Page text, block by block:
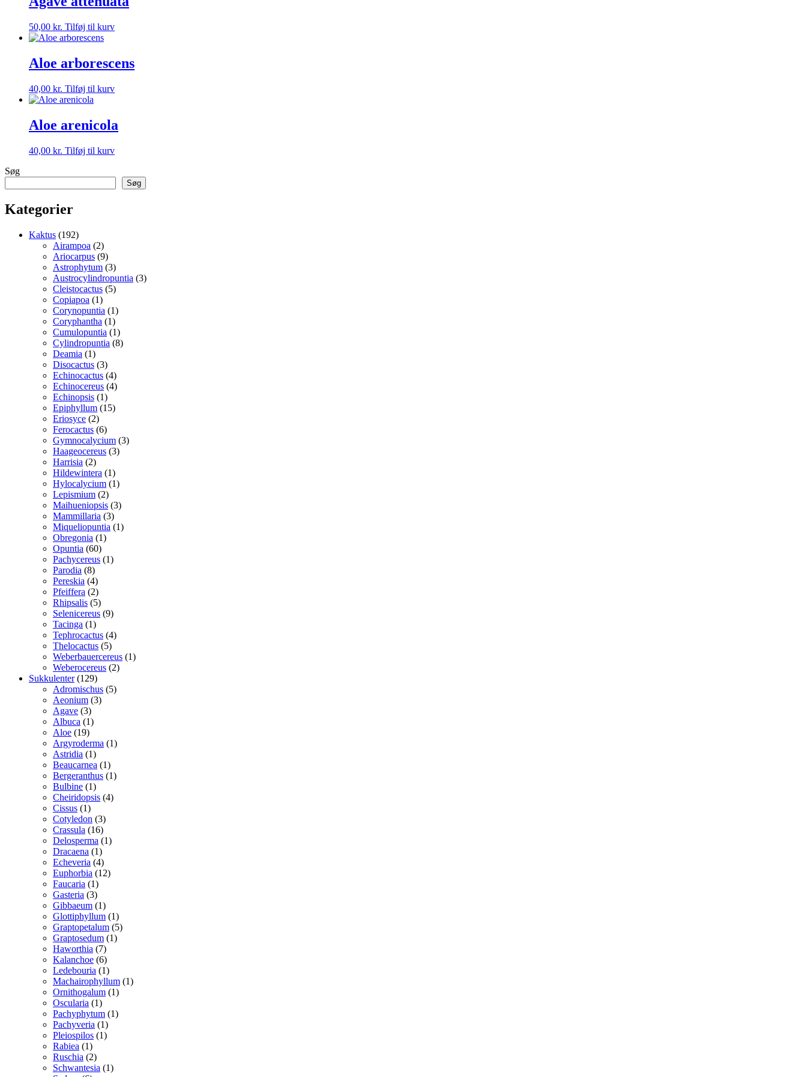
50,00 kr. Tilføj til kurv
Aloe arborescens
40,00 kr. Tilføj til kurv
Aloe arenicola
40,00 kr. Tilføj til kurv
Søg
Søg
Kategorier
Kaktus 192192
varer
Airampoa 22
varer
Ariocarpus 99
varer
Astrophytum 33
varer
Austrocylindropuntia 33
Cleistocactus 55
Copiapoa 11
vare
Corynopuntia 11
vare
Coryphantha 11
vare
Cumulopuntia 11
vare
Cylindropuntia 88
Deamia 11
vare
Disocactus 33
varer
Echinocactus 44
varer
Echinocereus 44
Echinopsis 11
vare
Epiphyllum 1515
Eriosyce 22
varer
Ferocactus 66
varer
Gymnocalycium 33
Haageocereus 33
Harrisia 22
varer
Hildewintera 11
vare
Hylocalycium 11
Lepismium 22
varer
Maihueniopsis 33
Mammillaria 33
varer
Miqueliopuntia 11
Obregonia 11
Opuntia 6060
varer
Pachycereus 11
Parodia 88
varer
Pereskia 44
varer
Pfeiffera 22
varer
Rhipsalis 55
varer
Selenicereus 99
Tacinga 11
vare
Tephrocactus 44
Thelocactus 55
varer
Weberbauercereus 11
Weberocereus 22
Sukkulenter 129129
varer
Adromischus 55
Aeonium 33
Agave 33
varer
Albuca 11
Aloe 1919
varer
Argyroderma 11
Astridia 11
vare
Beaucarnea 11
vare
Bergeranthus 11
Bulbine 11
vare
Cheiridopsis 44
Cissus 11
vare
Cotyledon 33
varer
Crassula 1616
varer
Delosperma 11
Dracaena 11
vare
Echeveria 44
varer
Euphorbia 1212
Faucaria 11
vare
Gasteria 33
varer
Gibbaeum 11
vare
Glottiphyllum 11
vare
Graptopetalum 55
Graptosedum 11
Haworthia 77
varer
Kalanchoe 66
varer
Ledebouria 11
vare
Machairophyllum 11
Ornithogalum 11
Oscularia 11
vare
Pachyphytum 11
Pachyveria 11
vare
Pleiospilos 11
Rabiea 11
vare
Ruschia 22
varer
Schwantesia 11